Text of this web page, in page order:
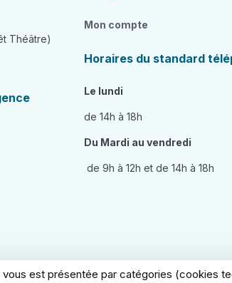
Théâtre)
Mon compte
Horaires du standard
Le lundi
de 14h à 18h
Du Mardi au vendredi
de 9h à 12h et de 14h à 18h
est présentée par catégories (cookies